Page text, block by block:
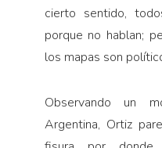
cierto sentido,
porque no hablan;
los mapas son
Observando un
Argentina, Ortiz